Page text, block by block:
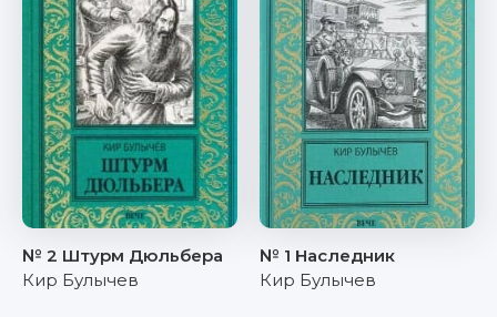
№ 2 Штурм Дюльбера
Кир Булычев
№ 1 Наследник
Кир Булычев